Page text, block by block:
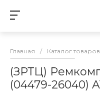
Главная / Каталог товаров
(ЗРТЦ)
(04479-26040)